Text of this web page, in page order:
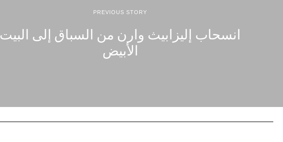
PREVIOUS STORY
انسحاب إليزابيث وارن من السباق إلى البيت
الأبيض